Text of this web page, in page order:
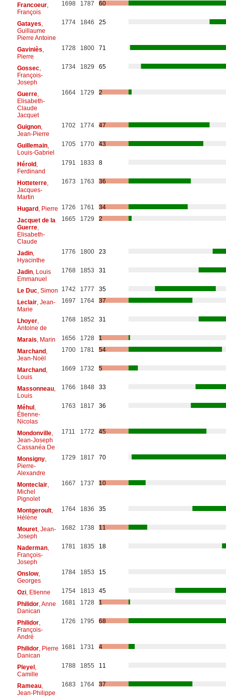
Francoeur,
François
1698 1787 60
Gatayes
Guillaume
Pierre Antoine
1774 1846 25
Gaviniès
Pierre
1728 1800 71
Gossec,
François-
Joseph
1734 1829 65
Guerre,
Elisabeth-
Claude
Jacquet
1664 1729 2
Guignon,
Jean-Pierre
1702 1774 47
Guillemain,
Louis-Gabriel
1705 1770 43
Hérold,
Ferdinand
1791 1833 8
Hotteterre,
Jacques-
Martin
1673 1763 36
Hugard, Pierre 1726 1761
34
Jacquet de la
Guerre,
Elisabeth-
Claude
1665 1729 2
Jadin,
Hyacinthe
1776 1800 23
Jadin, Louis
Emmanuel
1768 1853 31
Le Duc, Simon 1742 1777
35
Leclair, Jean-
Marie
1697 1764 37
Lhoyer,
Antoine de
1768 1852 31
Marais , Marin 1656 1728
1
Marchand,
Jean-Noël
1700 1781 54
Marchand,
Louis
1669 1732 5
Massonneau,
Louis
1766 1848 33
Méhul,
Étienne-
Nicolas
1763 1817 36
Mondonville,
Jean-Joseph
Cassanéa De
1711 1772 45
Monsigny,
Pierre-
Alexandre
1729 1817 70
Monteclair,
Michel
Pignolet
1667 1737 10
Montgeroult,
Hélène
1764 1836 35
Mouret, Jean-
Joseph
1682 1738 11
Naderman,
François-
Joseph
1781 1835 18
Onslow,
Georges
1784 1853 15
Ozi, Etienne 1754 1813
45
Philidor, Anne
Danican
1681 1728 1
Philidor,
François-
André
1726 1795 68
Philidor, Pierre
Danican
1681 1731 4
Pleyel,
Camille
1788 1855 11
Rameau,
Jean-Philippe
1683 1764 37